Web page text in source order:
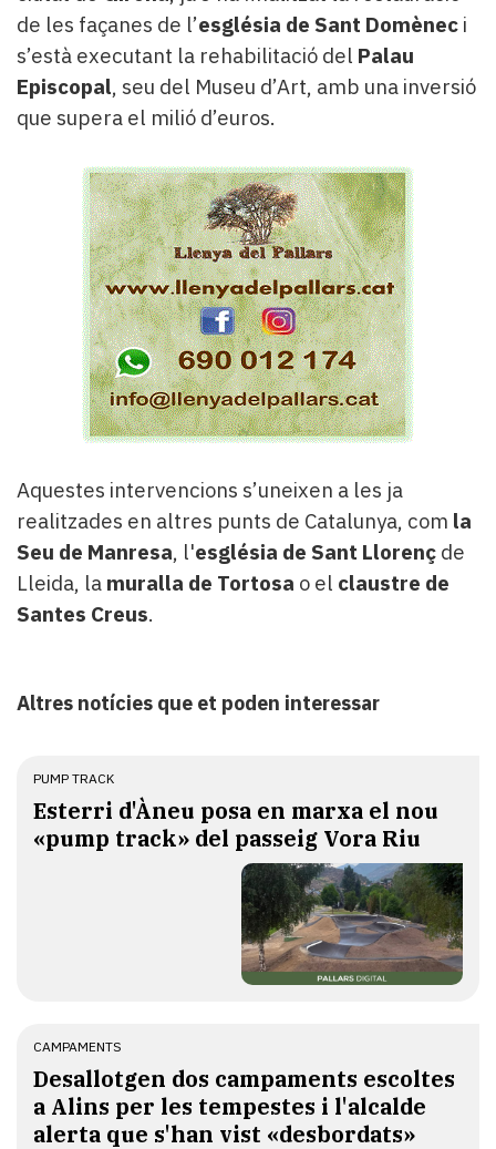
de les façanes de l’església de Sant Domènec i
s’està executant la rehabilitació del Palau
Episcopal, seu del Museu d’Art, amb una inversió
que supera el milió d’euros.
Aquestes intervencions s’uneixen a les ja
realitzades en altres punts de Catalunya, com la
Seu de Manresa, l'església de Sant Llorenç de
Lleida, la muralla de Tortosa o el claustre de
Santes Creus.
Altres notícies que et poden interessar
PUMP TRACK
Esterri d'Àneu posa en marxa el nou
«pump track» del passeig Vora Riu
CAMPAMENTS
​Desallotgen dos campaments escoltes
a Alins per les tempestes i l'alcalde
alerta que s'han vist «desbordats»